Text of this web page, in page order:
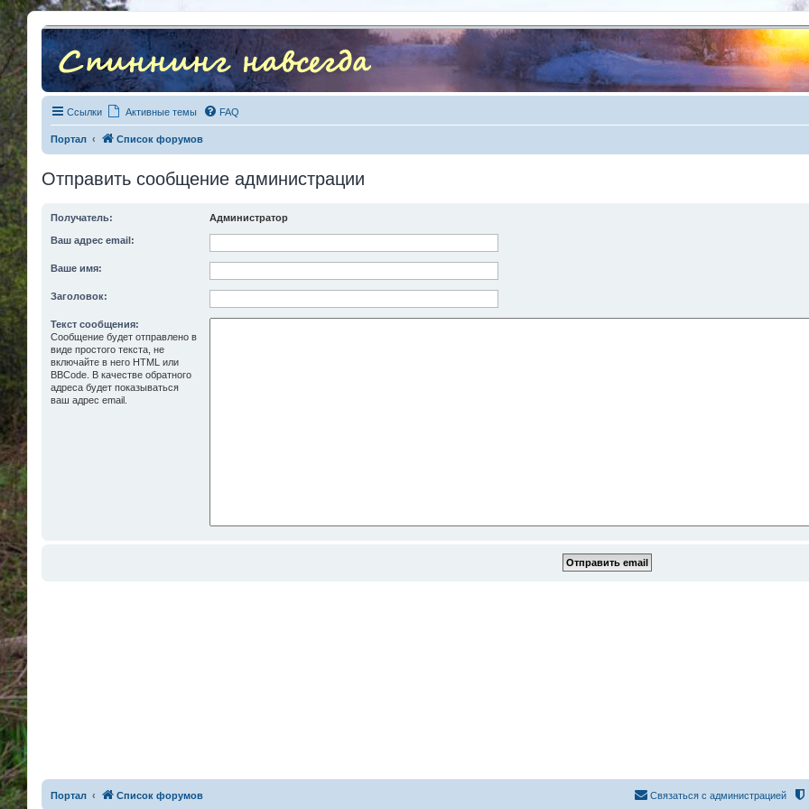
Ссылки Активные темы FAQ
Портал Список форумов
Отправить сообщение администрации
Получатель: Администратор
Ваш адрес email:
Ваше имя:
Заголовок:
Текст сообщения:
Сообщение будет отправлено в
виде простого текста, не
включайте в него HTML или
BBCode. В качестве обратного
адреса будет показываться
ваш адрес email.
Портал Список форумов Связаться с администрацией